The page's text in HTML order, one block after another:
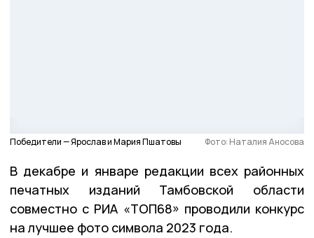
Победители — Ярослав и Мария Пшатовы Фото: Наталия Аносова
В декабре и январе редакции всех районных
печатных изданий Тамбовской области
совместно с РИА «ТОП68» проводили конкурс
на лучшее фото символа 2023 года.